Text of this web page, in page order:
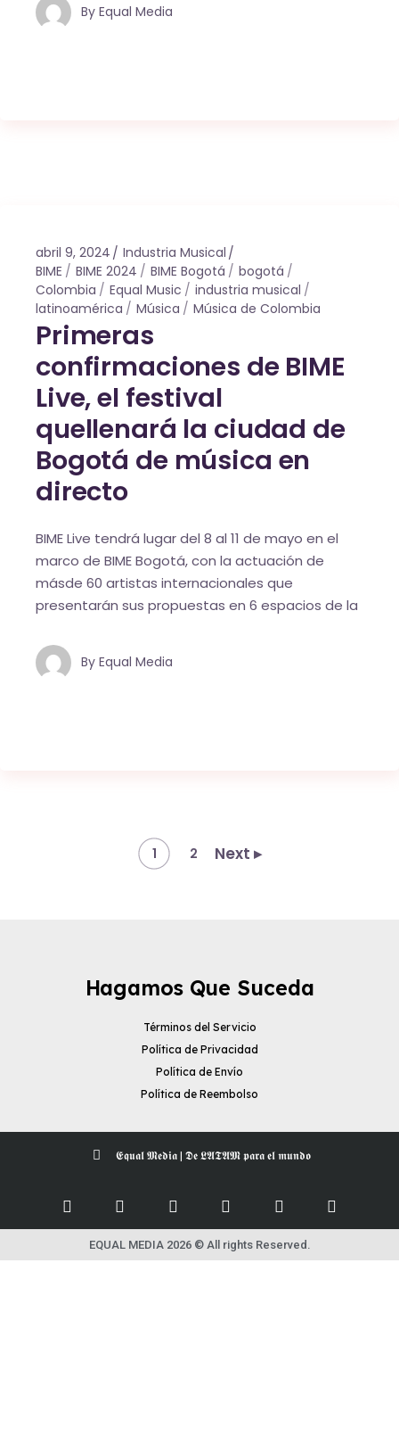
By Equal Media
abril 9, 2024
Industria Musical
BIME
BIME 2024 BIME Bogotá
bogotá
Colombia
Equal Music
industria musical
latinoamérica
Música Música de Colombia
Primeras
confirmaciones de BIME
Live, el festival
quellenará la ciudad de
Bogotá de música en
directo
BIME Live tendrá lugar del 8 al 11 de mayo en el
marco de BIME Bogotá, con la actuación de
másde 60 artistas internacionales que
presentarán sus propuestas en 6 espacios de la
By Equal Media
1 2 Next ▸
Hagamos Que Suceda
Términos del Servicio
Política de Privacidad
Política de Envío
Política de Reembolso
𝕰𝖖𝖚𝖆𝖑 𝕸𝖊𝖉𝖎𝖆 | 𝕯𝖊 𝕷𝕬𝕿𝕬𝕸 𝖕𝖆𝖗𝖆 𝖊𝖑 𝖒𝖚𝖓𝖉𝖔
EQUAL MEDIA 2026 © All rights Reserved.